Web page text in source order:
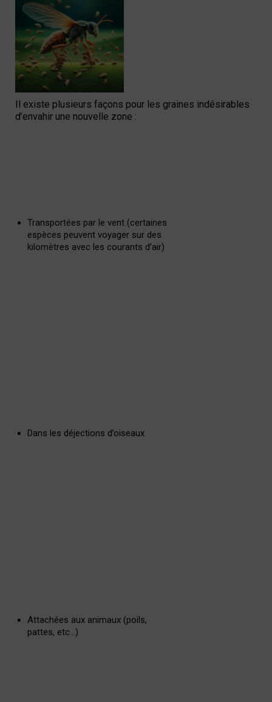
Il existe plusieurs façons pour les graines indésirables
d’envahir une nouvelle zone :
Transportées par le vent (certaines
espèces peuvent voyager sur des
kilomètres avec les courants d’air)
Dans les déjections d’oiseaux
Attachées aux animaux (poils,
pattes, etc…)